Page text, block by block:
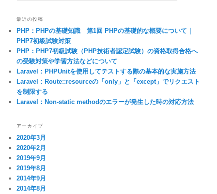
最近の投稿
PHP：PHPの基礎知識 第1回 PHPの基礎的な概要について｜
PHP7初級試験対策
PHP：PHP7初級試験（PHP技術者認定試験）の資格取得合格へ
の受験対策や学習方法などについて
Laravel：PHPUnitを使用してテストする際の基本的な実施方法
Laravel：Route::resourceの「only」と「except」でリクエスト
を制限する
Laravel：Non-static methodのエラーが発生した時の対応方法
アーカイブ
2020年3月
2020年2月
2019年9月
2019年8月
2014年9月
2014年8月